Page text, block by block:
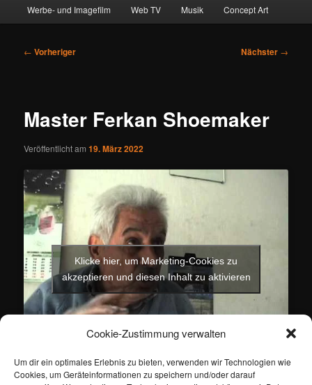
Cookie-Zustimmung verwalten
Um dir ein optimales Erlebnis zu bieten, verwenden wir Technologien wie
Cookies, um Geräteinformationen zu speichern und/oder darauf
Werbe- und Imagefilm Web TV Musik Concept Art
Beitragsnavigation
← Vorheriger Nächster →
Master Ferkan Shoemaker
Veröffentlicht am19. März 2022
Klicke hier, um Marketing-Cookies zu
akzeptieren und diesen Inhalt zu aktivieren
Dieser Eintrag wurde vonertan unterPolitikveröffentlicht und mit